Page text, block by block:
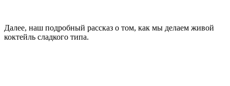
Далее, наш подробный рассказ о том, как мы делаем живой
коктейль сладкого типа.